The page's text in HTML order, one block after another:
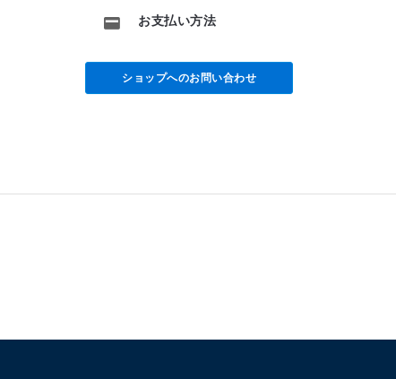
お支払い方法
ショップへのお問い合わせ